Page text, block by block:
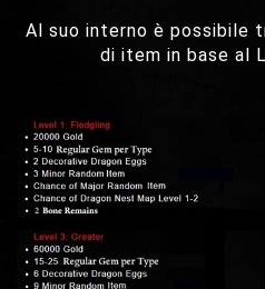
Al suo interno è possibile
di item in base al